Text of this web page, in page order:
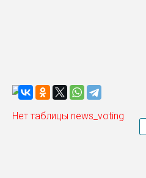
Нет таблицы news_voting